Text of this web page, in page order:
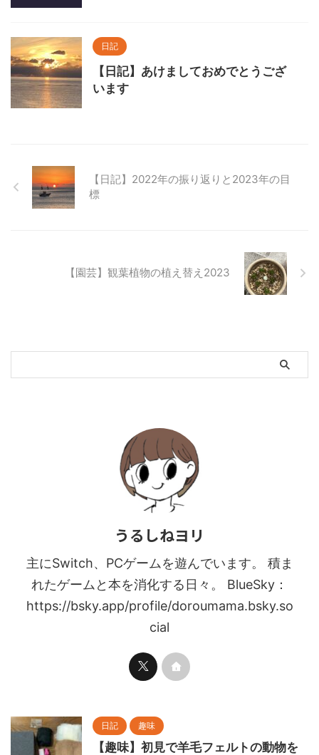
日記
【日記】あけましておめでとうござ
います
【日記】2022年の振り返りと2023年の目
標
【園芸】観葉植物の植え替え2023
うるしねヨリ
主にSwitch、PCゲームを遊んでいます。 積ま
れたゲームと本を消化する日々。 BlueSky：
https://bsky.app/profile/doroumama.bsky.so
cial
日記 趣味
【趣味】初見で羊毛フェルトの動物を